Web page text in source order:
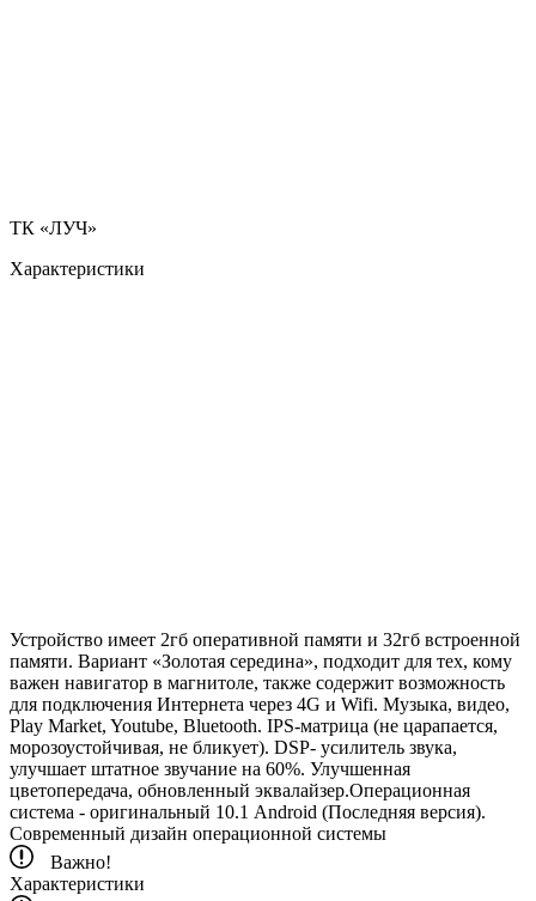
ТК «ЛУЧ»
Характеристики
Устройство имеет 2гб оперативной памяти и 32гб встроенной
памяти. Вариант «Золотая середина», подходит для тех, кому
важен навигатор в магнитоле, также содержит возможность
для подключения Интернета через 4G и Wifi. Музыка, видео,
Play Market, Youtube, Bluetooth. IPS-матрица (не царапается,
морозоустойчивая, не бликует). DSP- усилитель звука,
улучшает штатное звучание на 60%. Улучшенная
цветопередача, обновленный эквалайзер.Операционная
система - оригинальный 10.1 Android (Последняя версия).
Современный дизайн операционной системы
Важно!
Характеристики